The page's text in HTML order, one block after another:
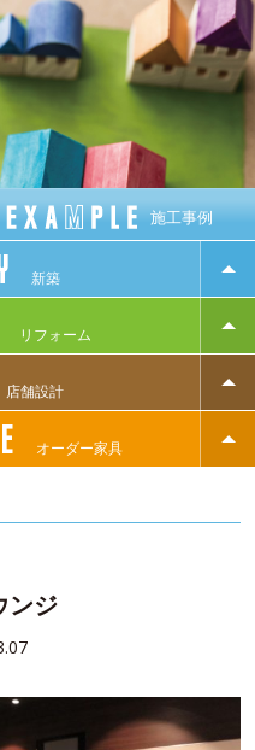
施工事例
新築
リフォーム
店舗設計
オーダー家具
ンジ